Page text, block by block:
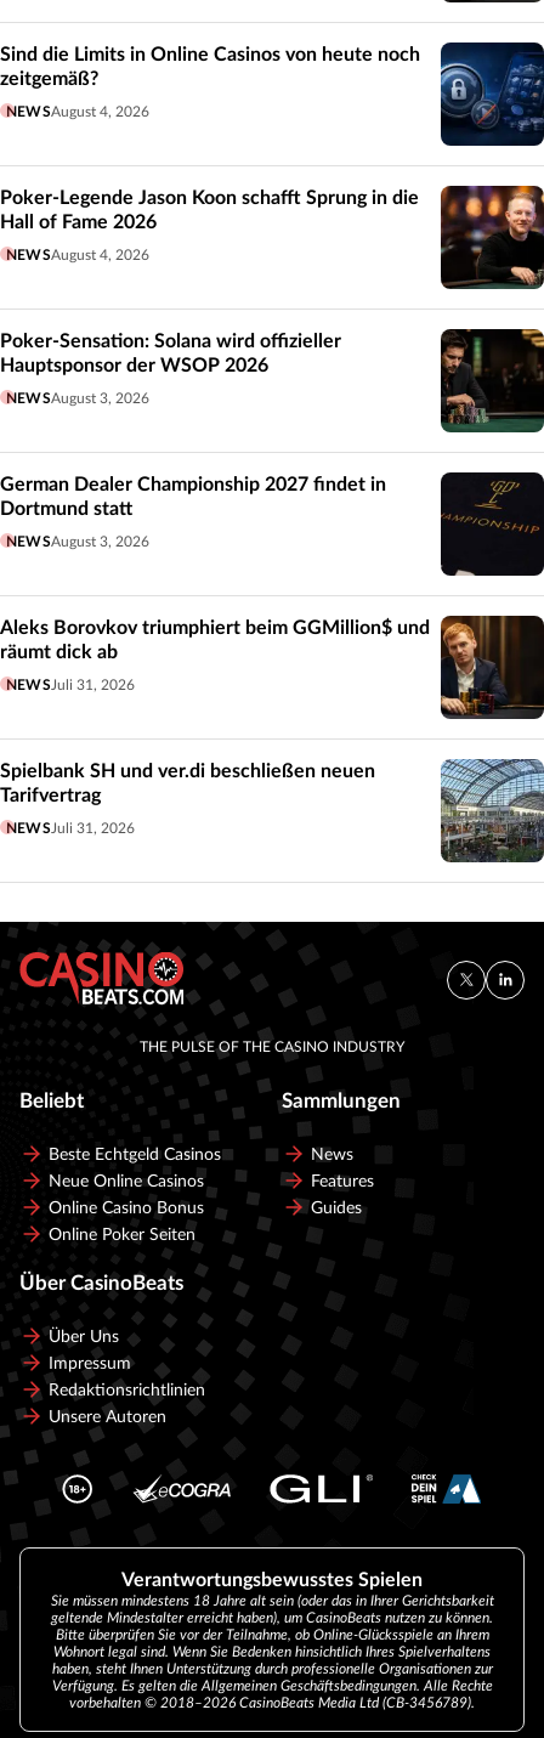
Sind die Limits in Online Casinos von heute noch
zeitgemäß?
NEWSAugust 4, 2026
Poker-Legende Jason Koon schafft Sprung in die
Hall of Fame 2026
NEWSAugust 4, 2026
Poker-Sensation: Solana wird offizieller
Hauptsponsor der WSOP 2026
NEWSAugust 3, 2026
German Dealer Championship 2027 findet in
Dortmund statt
NEWSAugust 3, 2026
Aleks Borovkov triumphiert beim GGMillion$ und
räumt dick ab
NEWS Juli 31, 2026
Spielbank SH und ver.di beschließen neuen
Tarifvertrag
NEWS Juli 31, 2026
THE PULSE OF THE CASINO INDUSTRY
Beliebt
Beste Echtgeld Casinos
Neue Online Casinos
Online Casino Bonus
Online Poker Seiten
Sammlungen
News
Features
Guides
Über CasinoBeats
Über Uns
Impressum
Redaktionsrichtlinien
Unsere Autoren
Verantwortungsbewusstes Spielen
Sie müssen mindestens 18 Jahre alt sein (oder das in Ihrer Gerichtsbarkeit
geltende Mindestalter erreicht haben), um CasinoBeats nutzen zu können.
Bitte überprüfen Sie vor der Teilnahme, ob Online-Glücksspiele an Ihrem
Wohnort legal sind. Wenn Sie Bedenken hinsichtlich Ihres Spielverhaltens
haben, steht Ihnen Unterstützung durch professionelle Organisationen zur
Verfügung. Es gelten die Allgemeinen Geschäftsbedingungen. Alle Rechte
vorbehalten © 2018–2026 CasinoBeats Media Ltd (CB-3456789).